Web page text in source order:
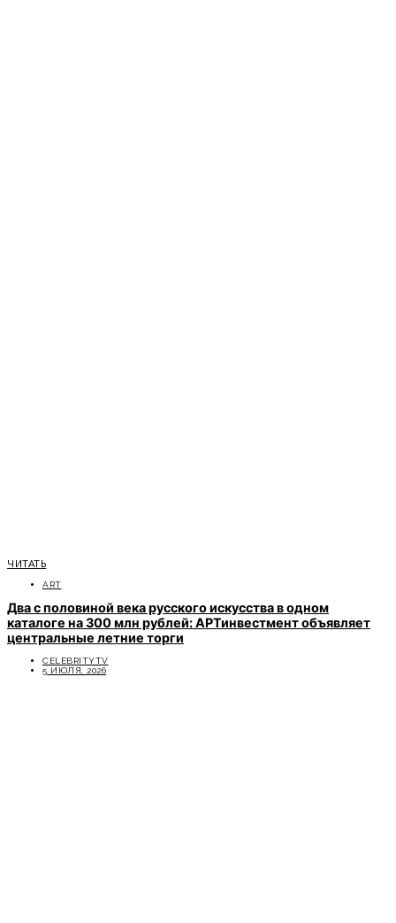
ЧИТАТЬ
ART
Два с половиной века русского искусства в одном
каталоге на 300 млн рублей: АРТинвестмент объявляет
центральные летние торги
CELEBRITYTV
5 ИЮЛЯ, 2026